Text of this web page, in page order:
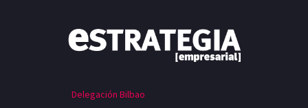
Delegación Bilbao